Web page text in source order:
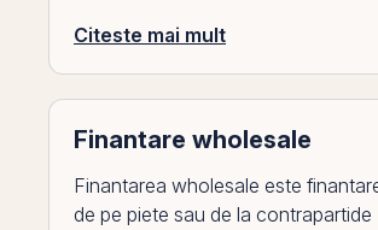
Citeste mai mult
Finantare wholesale
Finantarea wholesale este
de pe piete sau de la contrapartide